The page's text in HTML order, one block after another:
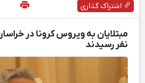
اشتراک گذاری
نفر رسیدند